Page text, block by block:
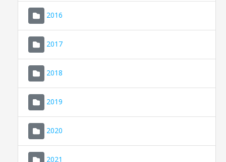
2016
2017
2018
2019
2020
2021